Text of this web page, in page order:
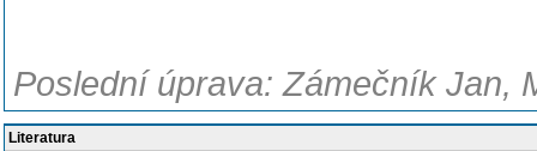
Poslední úprava: Zámečník Jan,
Literatura